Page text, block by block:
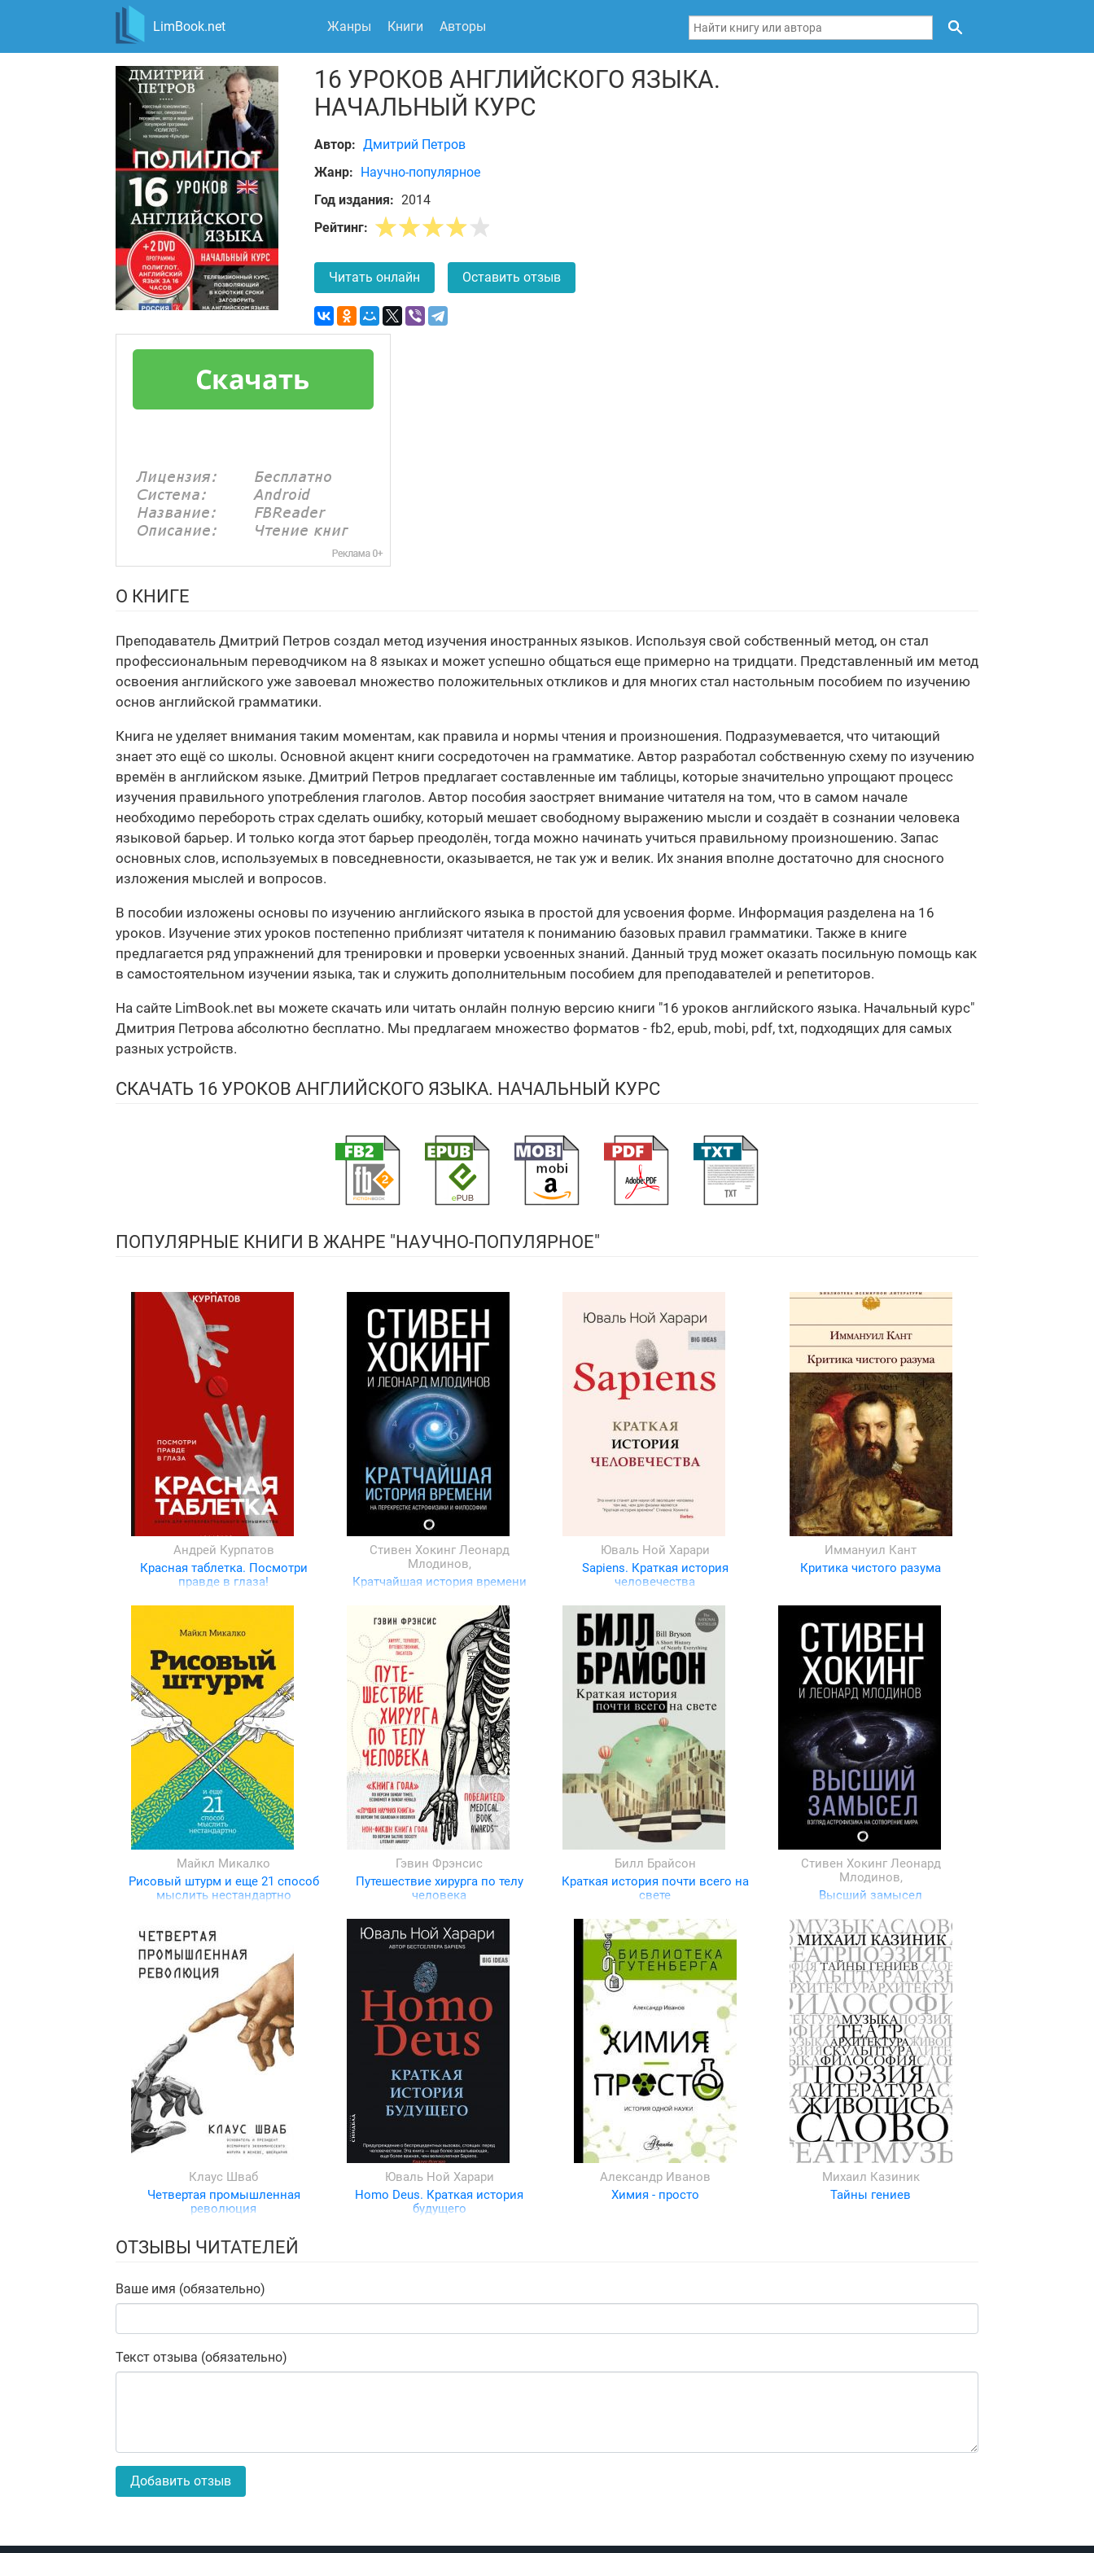
LimBook.net Жанры Книги Авторы
16 УРОКОВ АНГЛИЙСКОГО ЯЗЫКА.
НАЧАЛЬНЫЙ КУРС
Автор: Дмитрий Петров
Жанр: Научно-популярное
Год издания: 2014
Рейтинг:
Читать онлайн Оставить отзыв
О КНИГЕ
Преподаватель Дмитрий Петров создал метод изучения иностранных языков. Используя свой собственный метод, он стал
профессиональным переводчиком на 8 языках и может успешно общаться еще примерно на тридцати. Представленный им метод
освоения английского уже завоевал множество положительных откликов и для многих стал настольным пособием по изучению
основ английской грамматики.
Книга не уделяет внимания таким моментам, как правила и нормы чтения и произношения. Подразумевается, что читающий
знает это ещё со школы. Основной акцент книги сосредоточен на грамматике. Автор разработал собственную схему по изучению
времён в английском языке. Дмитрий Петров предлагает составленные им таблицы, которые значительно упрощают процесс
изучения правильного употребления глаголов. Автор пособия заостряет внимание читателя на том, что в самом начале
необходимо перебороть страх сделать ошибку, который мешает свободному выражению мысли и создаёт в сознании человека
языковой барьер. И только когда этот барьер преодолён, тогда можно начинать учиться правильному произношению. Запас
основных слов, используемых в повседневности, оказывается, не так уж и велик. Их знания вполне достаточно для сносного
изложения мыслей и вопросов.
В пособии изложены основы по изучению английского языка в простой для усвоения форме. Информация разделена на 16
уроков. Изучение этих уроков постепенно приблизят читателя к пониманию базовых правил грамматики. Также в книге
предлагается ряд упражнений для тренировки и проверки усвоенных знаний. Данный труд может оказать посильную помощь как
в самостоятельном изучении языка, так и служить дополнительным пособием для преподавателей и репетиторов.
На сайте LimBook.net вы можете скачать или читать онлайн полную версию книги "16 уроков английского языка. Начальный курс"
Дмитрия Петрова абсолютно бесплатно. Мы предлагаем множество форматов - fb2, epub, mobi, pdf, txt, подходящих для самых
разных устройств.
СКАЧАТЬ 16 УРОКОВ АНГЛИЙСКОГО ЯЗЫКА. НАЧАЛЬНЫЙ КУРС
ПОПУЛЯРНЫЕ КНИГИ В ЖАНРЕ "НАУЧНО-ПОПУЛЯРНОЕ"
Андрей Курпатов
Красная таблетка. Посмотри
правде в глаза!
Стивен Хокинг Леонард
Млодинов,
Кратчайшая история времени
Юваль Ной Харари
Sapiens. Краткая история
человечества
Иммануил Кант
Критика чистого разума
Майкл Микалко
Рисовый штурм и еще 21 способ
мыслить нестандартно
Гэвин Фрэнсис
Путешествие хирурга по телу
человека
Билл Брайсон
Краткая история почти всего на
свете
Стивен Хокинг Леонард
Млодинов,
Высший замысел
Клаус Шваб
Четвертая промышленная
революция
Юваль Ной Харари
Homo Deus. Краткая история
будущего
Александр Иванов
Химия - просто
Михаил Казиник
Тайны гениев
ОТЗЫВЫ ЧИТАТЕЛЕЙ
Ваше имя (обязательно)
Текст отзыва (обязательно)
Добавить отзыв